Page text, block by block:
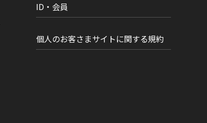
ID・会員
個人のお客さまサイトに関する規約